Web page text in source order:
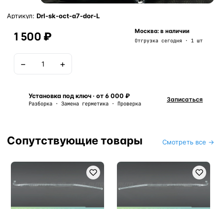
Артикул: Drl-sk-oct-a7-dor-L
1 500 ₽ Москва: в наличии
Отгрузка сегодня · 1 шт
− +
Установка под ключ · от 6 000 ₽
Разборка · Замена герметика · Проверка
Записаться
Сопутствующие товары Смотреть все →